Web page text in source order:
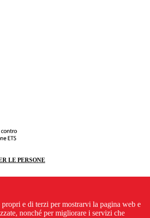
e di terzi per mostrarvi la pagina web e
nonché per migliorare i servizi che
LE PERSONE